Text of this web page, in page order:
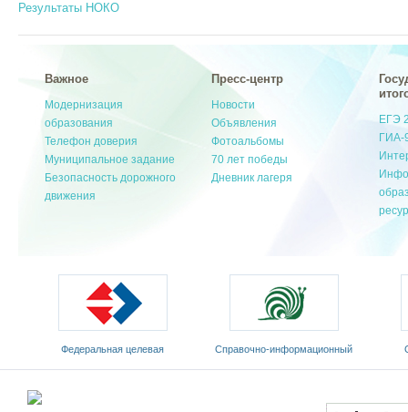
Результаты НОКО
Важное
Модернизация
образования
Телефон доверия
Муниципальное задание
Безопасность дорожного
движения
Пресс-центр
Новости
Объявления
Фотоальбомы
70 лет победы
Дневник лагеря
ЕГЭ
ГИА-
Федеральная целевая
программа развития
Cправочно-информационный
портал «Русский язык»